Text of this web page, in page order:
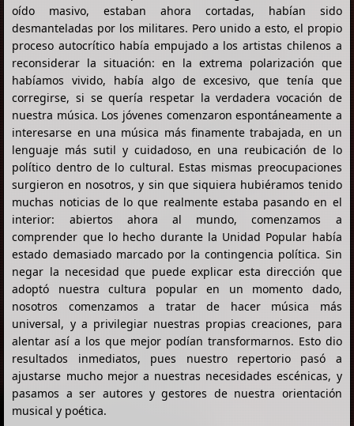
oído masivo, estaban ahora cortadas, habían sido
desmanteladas por los militares. Pero unido a esto, el propio
proceso autocrítico había empujado a los artistas chilenos a
reconsiderar la situación: en la extrema polarización que
habíamos vivido, había algo de excesivo, que tenía que
corregirse, si se quería respetar la verdadera vocación de
nuestra música. Los jóvenes comenzaron espontáneamente a
interesarse en una música más finamente trabajada, en un
lenguaje más sutil y cuidadoso, en una reubicación de lo
político dentro de lo cultural. Estas mismas preocupaciones
surgieron en nosotros, y sin que siquiera hubiéramos tenido
muchas noticias de lo que realmente estaba pasando en el
interior: abiertos ahora al mundo, comenzamos a
comprender que lo hecho durante la Unidad Popular había
estado demasiado marcado por la contingencia política. Sin
negar la necesidad que puede explicar esta dirección que
adoptó nuestra cultura popular en un momento dado,
nosotros comenzamos a tratar de hacer música más
universal, y a privilegiar nuestras propias creaciones, para
alentar así a los que mejor podían transformarnos. Esto dio
resultados inmediatos, pues nuestro repertorio pasó a
ajustarse mucho mejor a nuestras necesidades escénicas, y
pasamos a ser autores y gestores de nuestra orientación
musical y poética.